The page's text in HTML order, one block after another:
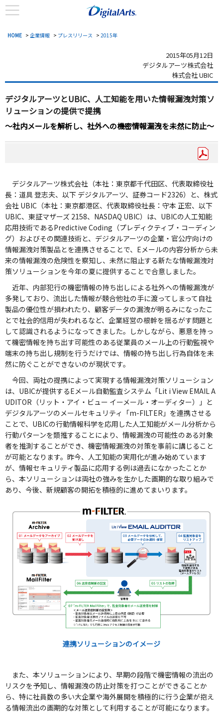
HOME > 企業情報 > プレスリリース > 2015年
2015年05月12日
デジタルアーツ株式会社
株式会社 UBIC
デジタルアーツとUBIC、 人工知能を用いた情報漏洩対策ソ
リューションの提供で提携
～社内メールを解析し、社外への機密情報漏洩を未然に防止～
デジタルアーツ株式会社（本社：東京都千代田区、代表取締役社
長：道具 登志夫、以下 デジタルアーツ、証券コード2326）と、株式
会社 UBIC（本社：東京都港区、代表取締役社長：守本 正宏、以下
UBIC、東証マザーズ 2158、NASDAQ UBIC）は、UBICの人工知能
応用技術であるPredictive Coding（プレディクティブ・コーディン
グ）およびその関連技術と、デジタルアーツの企業・官公庁向けの
情報漏洩対策製品とを連携させることで、Eメールの内容分析から未
来の情報漏洩の危険性を察知し、未然に阻止する新たな情報漏洩対
策ソリューションを今年の夏に提供することで合意しました。
近年、内部犯行の機密情報の持ち出しによる社外への情報漏洩が
多発しており、流出した情報が競合他社の手に渡ってしまって自社
製品の優位性が損われたり、顧客データの漏洩が明るみになったこ
とで社会的信用が失われるなど、企業経営の根幹を揺るがす問題と
して認識されるようになってきました。しかしながら、悪意を持っ
て機密情報を持ち出す可能性のある従業員のメール上の行動監視や
端末の持ち出し規制を行うだけでは、情報の持ち出し行為自体を未
然に防ぐことができないのが現状です。
今回、両社の提携によって実現する情報漏洩対策ソリューション
は、UBICが提供するEメール自動監査システム「Lit i View EMAIL A
UDITOR（リット・アイ・ビュー イーメール・オーディター）」と
デジタルアーツのメールセキュリティ「m-FILTER」を連携させる
ことで、UBICの行動情報科学を応用した人工知能がメール分析から
行動パターンを類推することにより、情報漏洩の可能性のある対象
者を推測することができ、機密情報漏洩の対策を事前に講じること
が可能となります。昨今、人工知能の実用化が進み始めています
が、情報セキュリティ製品に応用する例は過去になかったことか
ら、本ソリューションは両社の強みを生かした画期的な取り組みで
あり、今後、新規顧客の開拓を積極的に進めてまいります。
連携ソリューションのイメージ
また、本ソリューションにより、早期の段階で機密情報の流出の
リスクを予知し、情報漏洩の防止対策を打つことができることか
ら、特に社員数の多い大企業や海外展開を積極的に行う企業が抱え
る情報流出の画期的な対策として利用することが可能になります。